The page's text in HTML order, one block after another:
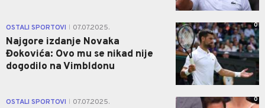
OSTALI SPORTOVI 07.07.2025.
Najgore izdanje Novaka
Đokovića: Ovo mu se nikad nije
dogodilo na Vimbldonu
0
OSTALI SPORTOVI 07.07.2025. 0